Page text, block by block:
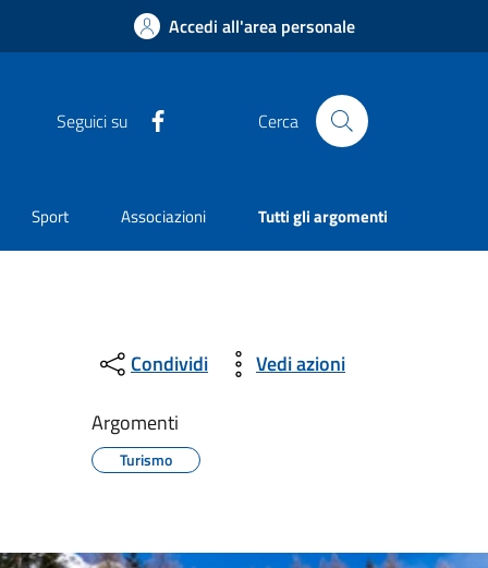
Accedi all'area personale
Seguici su Cerca
Sport Associazioni Tutti gli argomenti
Condividi
Vedi azioni
Argomenti
Turismo